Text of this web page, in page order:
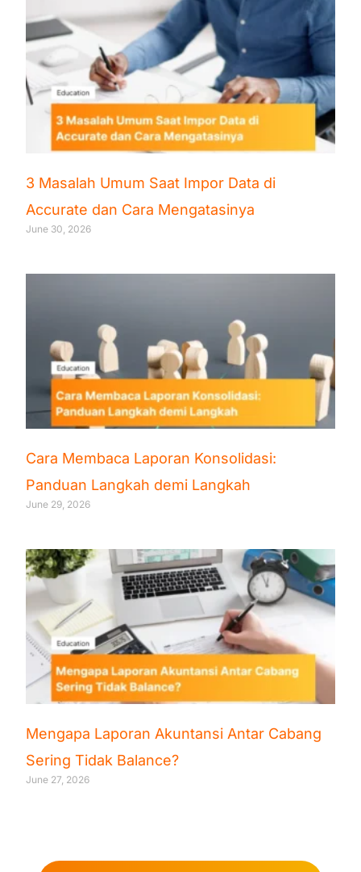
3 Masalah Umum Saat Impor Data di
Accurate dan Cara Mengatasinya
June 30, 2026
Cara Membaca Laporan Konsolidasi:
Panduan Langkah demi Langkah
June 29, 2026
Mengapa Laporan Akuntansi Antar Cabang
Sering Tidak Balance?
June 27, 2026